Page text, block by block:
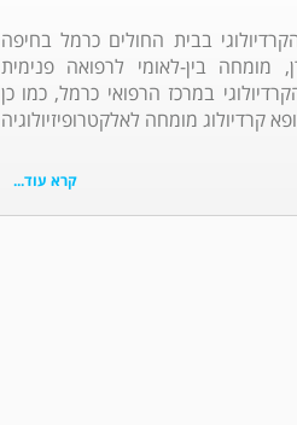
בבית החולים כרמל בחיפה
מומחה בין-לאומי לרפואה פנימית
במרכז הרפואי כרמל, כמו כן
קרדיולוג מומחה לאלקטרופיזיולוגיה
קרא עוד...